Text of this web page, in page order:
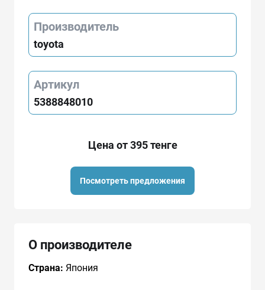
Производитель
toyota
Артикул
5388848010
Цена от 395 тенге
Посмотреть предложения
О производителе
Страна: Япония